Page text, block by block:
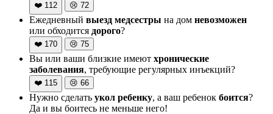
❤️ 112 😢 72
Ежедневный выезд медсестры на дом невозможен
или обходится дорого?
❤️ 170 😢 75
Вы или ваши близкие имеют хронические
заболевания, требующие регулярных инъекций?
❤️ 115 😢 66
Нужно сделать укол ребенку, а ваш ребенок боится?
Да и вы боитесь не меньше него!